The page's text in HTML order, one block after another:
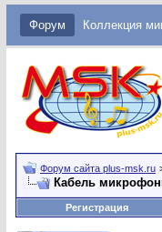
Форум Коллекция
Форум сайта plus-msk.ru
Кабель
Регистрация